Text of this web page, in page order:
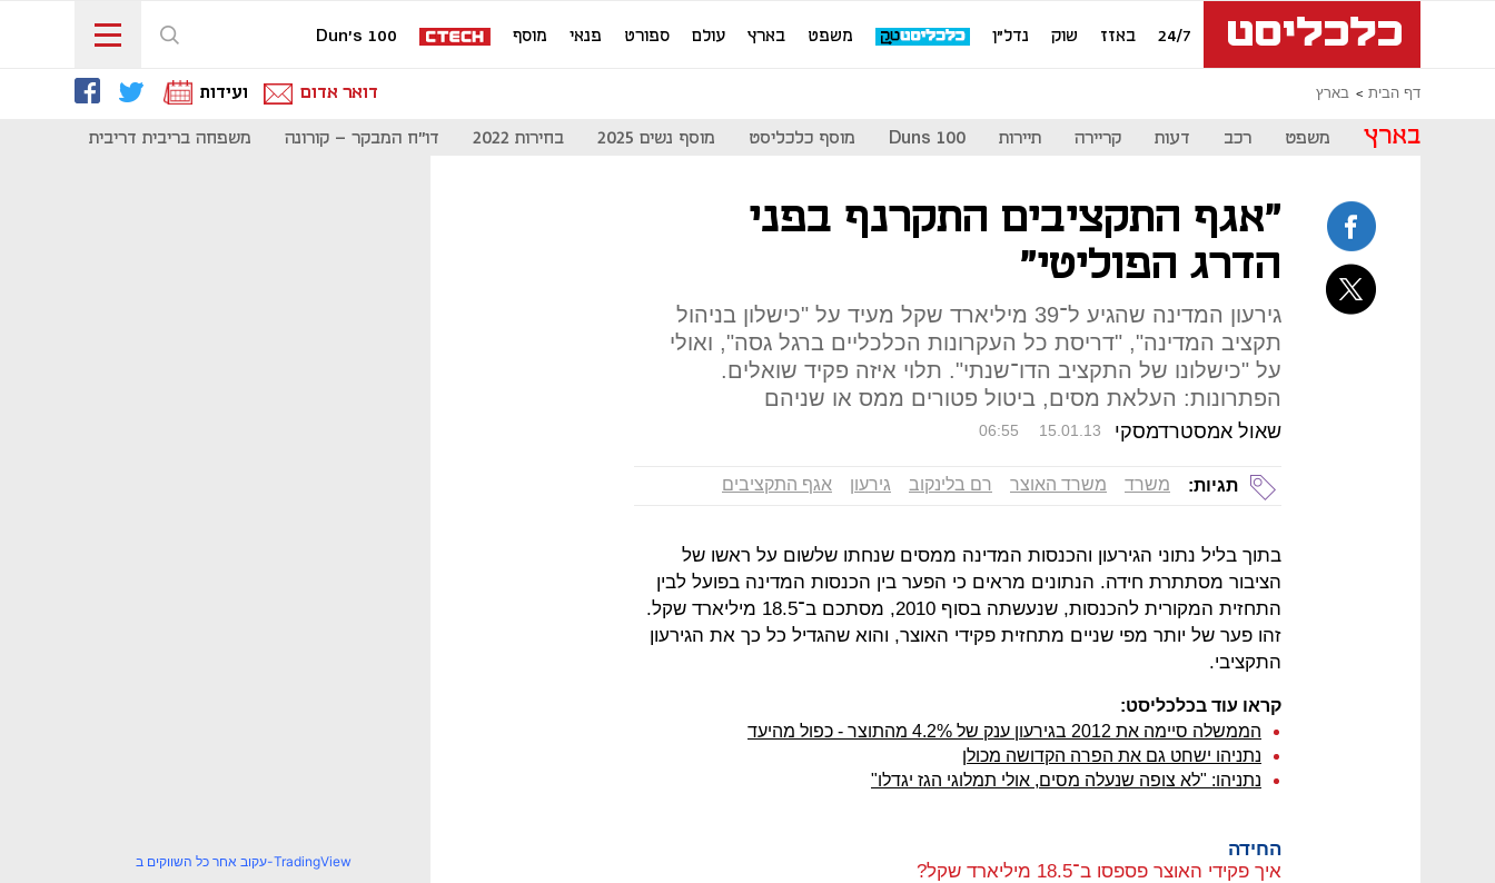
24/7 באזז שוק נדל"ן משפט בארץ עולם ספורט פנאי מוסף Dun's 100
דף הבית בארץ דואר אדום ועידות
בארץ משפט רכב דעות קריירה תיירות Duns 100 מוסף כלכליסט מוסף נשים 2025 בחירות 2022 דו"ח המבקר - קורונה משפחה בריבית דריבית
"אגף התקציבים התקרנף בפני
הדרג הפוליטי"
גירעון המדינה שהגיע ל־39 מיליארד שקל מעיד על "כישלון בניהול
תקציב המדינה", "דריסת כל העקרונות הכלכליים ברגל גסה", ואולי
על "כישלונו של התקציב הדו־שנתי". תלוי איזה פקיד שואלים.
הפתרונות: העלאת מסים, ביטול פטורים ממס או שניהם
שאול אמסטרדמסקי 06:55 15.01.13
תגיות: משרד משרד האוצר רם בלינקוב גירעון אגף התקציבים
בתוך בליל נתוני הגירעון והכנסות המדינה ממסים שנחתו שלשום על ראשו של
הציבור מסתתרת חידה. הנתונים מראים כי הפער בין הכנסות המדינה בפועל לבין
התחזית המקורית להכנסות, שנעשתה בסוף 2010, מסתכם ב־18.5 מיליארד שקל.
זהו פער של יותר מפי שניים מתחזית פקידי האוצר, והוא שהגדיל כל כך את הגירעון
התקציבי.
קראו עוד בכלכליסט:
הממשלה סיימה את 2012 בגירעון ענק של 4.2% מהתוצר - כפול מהיעד
נתניהו ישחט גם את הפרה הקדושה מכולן
נתניהו: "לא צופה שנעלה מסים, אולי תמלוגי הגז יגדלו"
החידה
איך פקידי האוצר פספסו ב־18.5 מיליארד שקל?
עקוב אחר כל השווקים ב-TradingView